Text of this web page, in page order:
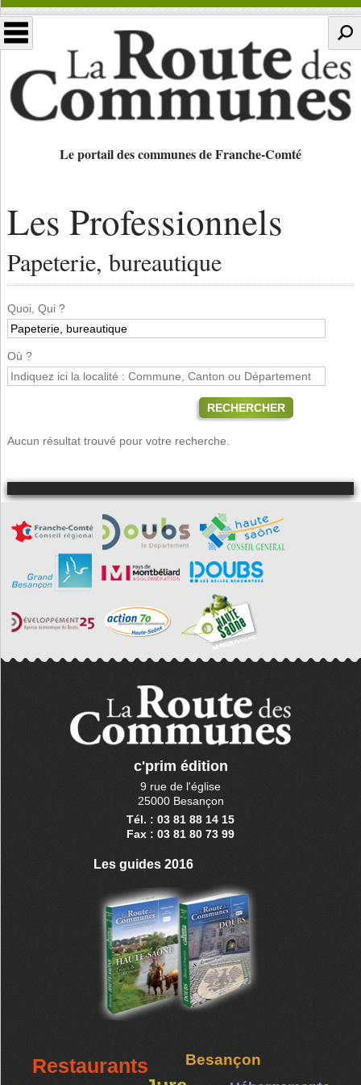
Le portail des communes de Franche-Comté
Les Professionnels
Papeterie, bureautique
Quoi, Qui ?
Où ?
RECHERCHER
Aucun résultat trouvé pour votre recherche.
c'prim édition
9 rue de l'église
25000 Besançon
Tél. : 03 81 88 14 15
Fax : 03 81 80 73 99
Les guides 2016
Restaurants Besançon